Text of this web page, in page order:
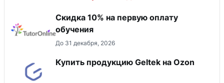
Скидка 10% на первую оплату
обучения
До 31 декабря, 2026
Купить продукцию Geltek на Ozon